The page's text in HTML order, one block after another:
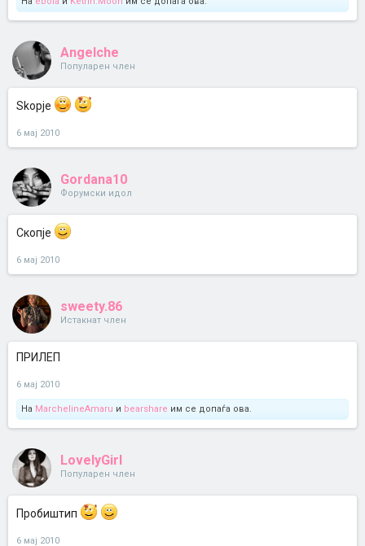
Angelche
Популарен член
Skopje
6 мај 2010
Gordana10
Форумски идол
Скопје
6 мај 2010
sweety.86
Истакнат член
ПРИЛЕП
6 мај 2010
На MarchelineAmaru и bearshare им се допаѓа ова.
LovelyGirl
Популарен член
Пробиштип
6 мај 2010